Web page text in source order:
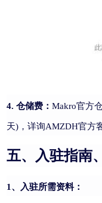
4. 仓储费：Makro官方
天)，详询AMZDH官方
五、入驻指南
1、入驻所需资料：